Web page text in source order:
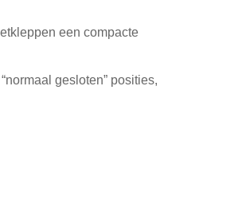
een compacte
gesloten” posities,